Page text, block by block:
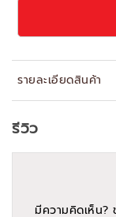
รายละเอียดสินค้า
รีวิว
มีความคิดเห็น